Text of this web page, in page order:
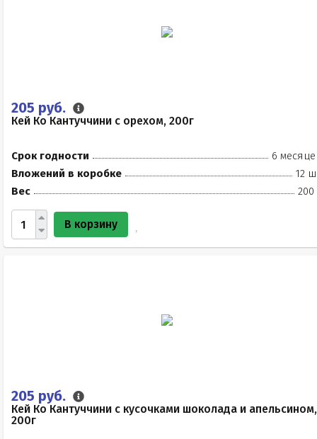
205 руб.
Кей Ко Кантуччини с орехом, 200г
Срок годности
6
Вложений в коробке
12
Вес
200
В корзину
205 руб.
Кей Ко Кантуччини с кусочками шоколада и апельсином,
200г